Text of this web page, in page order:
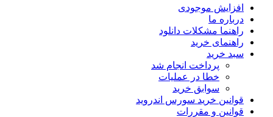
افزایش موجودی
درباره ما
راهنما مشکلات دانلود
راهنمای خرید
سبد خرید
پرداخت انجام شد
خطا در عملیات
سوابق خرید
قوانین خرید سورس اندروید
قوانین و مقررات